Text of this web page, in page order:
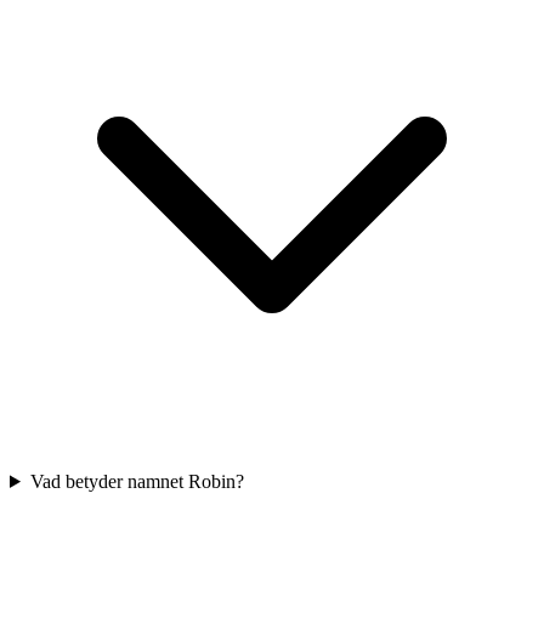
Vad betyder namnet Robin?